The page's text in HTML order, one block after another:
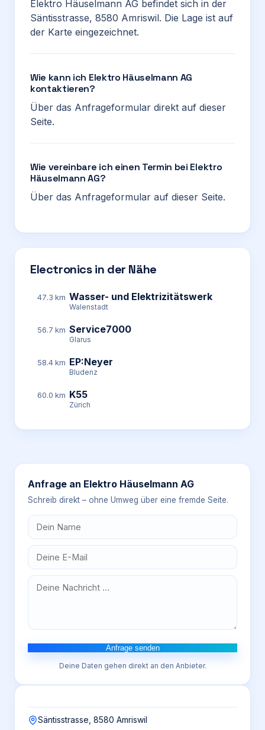
Elektro Häuselmann AG befindet sich in der
Säntisstrasse, 8580 Amriswil. Die Lage ist auf
der Karte eingezeichnet.
Wie kann ich Elektro Häuselmann AG
kontaktieren?
Über das Anfrageformular direkt auf dieser
Seite.
Wie vereinbare ich einen Termin bei Elektro
Häuselmann AG?
Über das Anfrageformular auf dieser Seite.
Electronics in der Nähe
47.3 km Wasser- und Elektrizitätswerk
Walenstadt
56.7 km Service7000
Glarus
58.4 km EP:Neyer
Bludenz
60.0 km K55
Zürich
Anfrage an Elektro Häuselmann AG
Schreib direkt – ohne Umweg über eine fremde Seite.
Anfrage senden
Deine Daten gehen direkt an den Anbieter.
Säntisstrasse, 8580 Amriswil